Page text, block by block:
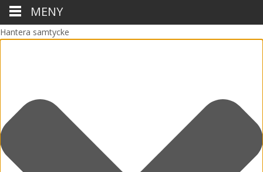
Hantera samtycke
MENY